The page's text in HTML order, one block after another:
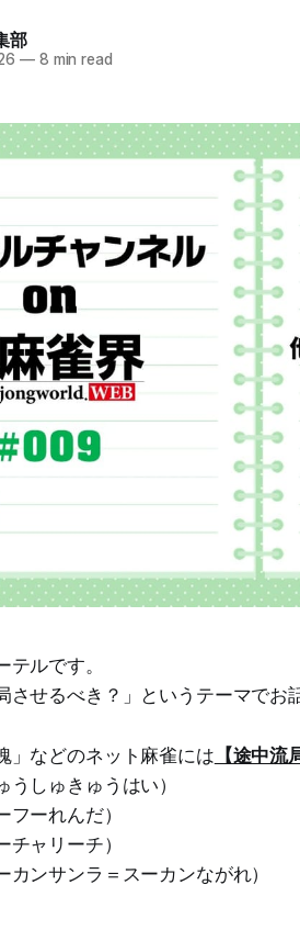
部
—8 min read
テルです。
させるべき？」というテーマでお
」などのネット麻雀には 【途中流
うしゅきゅうはい）
フーれんだ）
チャリーチ）
カンサンラ＝スーカンながれ）